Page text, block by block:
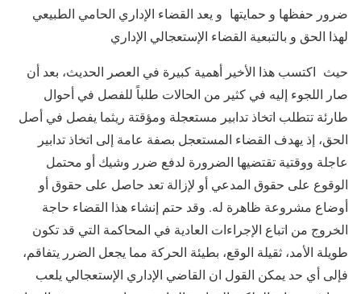
ضرور حفظها و حمايتها و يعد القضاء الإداري الحامي الطبيعي
لهذا الحق و بالتبعية القضاء الإستعجالي الإداري
حيث اكتسب هذا الأخير أهمية كبيرة في العصر الحديث، بعد أن
صار اللجوء إليه في كثير من الحالات طلباً للفصل في أحوال
طارئة تتطلب اتخاذ تدابير مستعجلة ومؤقتة ريثما يفصل في أصل
الحق، إذ يهدف القضاء المستعجل بصفة عامة إلى اتخاذ تدابير
عاجلة ووقتية تقتضيها الضرورة لدفع ضرر وشيك أو محتمل
الوقوع على حقوق المدعي أو لإزالة تعد حاصل على حقوق أو
أوضاع مشروعة ظاهرة له. وقد حتم إنشاء هذا القضاء حاجة
الخروج من اتباع الإجراءات العادية في المحاكمة التي قد تكون
طويلة الأمد، ثقيلة الوقع، بطيئة الحركة مما يجعل الضرر يتفاقم،
فإلى أي حد يمكن القول ان القاضي الإداري الإستعجالي يلعب